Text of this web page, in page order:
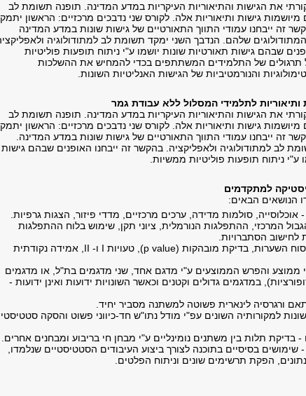
את הגישות והתיאוריות העיקריות במדע המדינה. תופנה תשומת לב
גישות ותיאוריות אלה. לקורס שני נדבכים מרכזיים: הראשון
זה ייבחנו עמודי התווך התאורטיים של גישות שונות במדע המדינה
שלהם. הנדבך השני ימקד תשומת לב למתודולוגיה
שבהם גישות תאורטיות שונות יושמו ע"י ניתוח תופעות פוליטיות
תרגולים של התלמידים המשתתפים בכדי להמחיש את ההשלכות
והנורמטיביות של הגישות האנליטיות השונות.
את הגישות והתיאוריות העיקריות במדע המדינה. תופנה תשומת לב
גישות ותיאוריות אלה. לקורס שני נדבכים מרכזיים: הראשון
זה ייבחנו עמודי התווך התאורטיים של גישות שונות במדע המדינה.
לב למתודולוגיה ולאפליקציה. בהקשר זה ייבחנו האופנים שבהם גישות
ע"י ניתוח תופעות פוליטיות ממשיות.
הנושאים הבאים:
סולמות מדידה, ערכים מרכזיים, מדדי פיזור, הצגות גרפיות.
המרכזי, ההתפלגות הנורמלית, ציוני תקן, שימוש בלוח ההתפלגות
לחישוב הסתברויות.
הסקה סטטיסטית - ניסוח השערות, בדיקת מובהקות (p value), טעויות I ו- II, אמידה נקודתית
ממוצע והפרש הממוצעים ע"י מדגם אחד, שני מדגמים בת"ל, או מדגמים
במדגמים גדולים וקטנים וכאשר השונויות ידועות ואינן ידועות -
ורגרסיה לינארית פשוטה למשתנה מסביר יחיד.
למקורותיה השונים עפ"י מודל נתו"ש חד-כיווני פשוט והסקה
תלות בין משתנים נומינליים ע"י מבחן חי בריבוע ומבחנים אחרים.
SPSS for Windows - שימושים בסיסיים בתוכנה לצורך ביצוע העיבודים הסטטיסטיים שנלמדו,
הפקת תרשימים שונים וניתוח הפלטים.